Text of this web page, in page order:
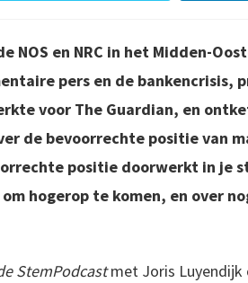
NOS en NRC in het Midden-
pers en de bankencrisis,
voor The Guardian, en
de bevoorrechte positie van
positie doorwerkt in je
hogerop te komen, en over
StemPodcastmet Joris Luyendijk